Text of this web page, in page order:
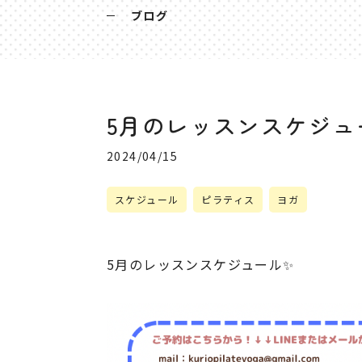
ブログ
5月のレッスンスケジュ
2024/04/15
スケジュール ピラティス ヨガ
5月のレッスンスケジュール✨